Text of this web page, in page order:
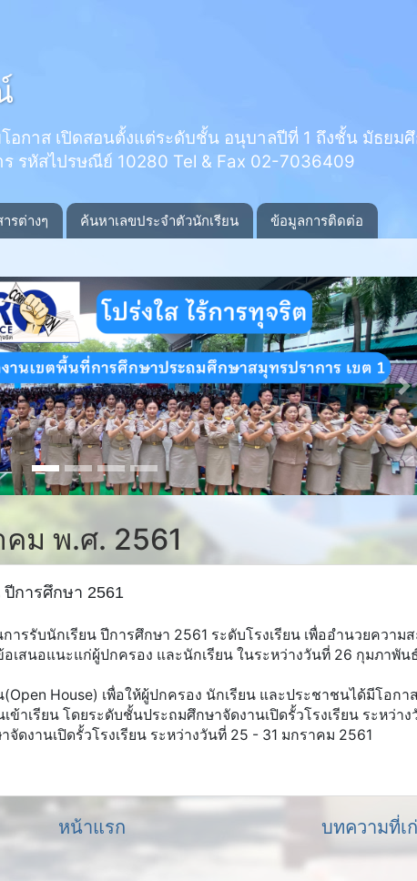
อกาส เปิดสอนตั้งแต่ระดับชั้น อนุบาลปีที่ 1 ถึงชั้น มัธยม
ร รหัสไปรษณีย์ 10280 Tel & Fax 02-7036409
รต่างๆ ค้นหาเลขประจำตัวนักเรียน ข้อมูลการติดต่อ
ม พ.ศ. 2561
ปีการศึกษา 2561
นักเรียน ปีการศึกษา 2561 ระดับโรงเรียน เพื่ออำนวยความส
เสนอแนะแก่ผู้ปกครอง และนักเรียน ในระหว่างวันที่ 26 กุมภาพัน
House) เพื่อให้ผู้ปกครอง นักเรียน และประชาชนได้มีโอกาส
าเรียน โดยระดับชั้นประถมศึกษาจัดงานเปิดรั้วโรงเรียน ระหว่าง
งานเปิดรั้วโรงเรียน ระหว่างวันที่ 25 - 31 มกราคม 2561
บทความที่เ
หน้าแรก